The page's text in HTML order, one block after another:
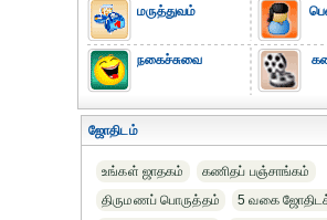
மருத்துவம்
நகைச்சுவை
ஜோதிடம்
உங்கள் ஜாதகம்
கணிதப் பஞ்சாங்கம்
திருமணப் பொருத்தம்
5 வகை